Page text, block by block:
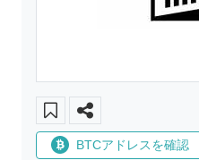
BTCアドレスを確認